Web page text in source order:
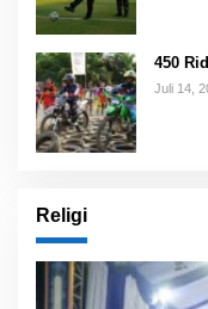
450
Juli 14,
Religi